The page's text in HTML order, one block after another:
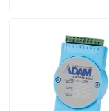
Visite de l'usine
Contrôle qualité